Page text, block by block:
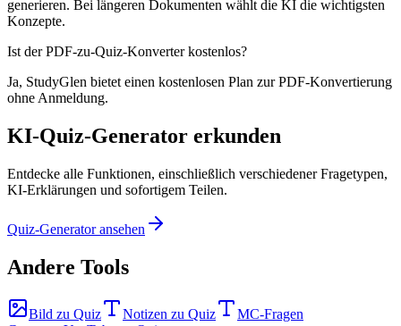
generieren. Bei längeren Dokumenten wählt die KI die wichtigsten
Konzepte.
Ist der PDF-zu-Quiz-Konverter kostenlos?
Ja, StudyGlen bietet einen kostenlosen Plan zur PDF-Konvertierung
ohne Anmeldung.
KI-Quiz-Generator erkunden
Entdecke alle Funktionen, einschließlich verschiedener Fragetypen,
KI-Erklärungen und sofortigem Teilen.
Quiz-Generator ansehen
Andere Tools
Bild zu Quiz Notizen zu Quiz
MC-Fragen